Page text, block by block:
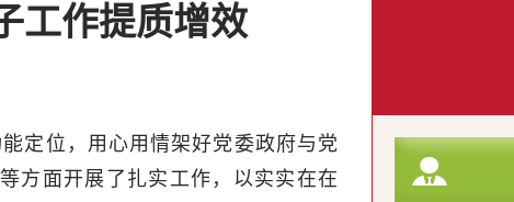
工作提质增效
定位，用心用情架好党委政府与党
方面开展了扎实工作，以实实在在